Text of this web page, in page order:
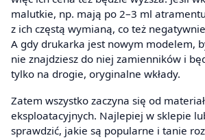
malutkie, np. mają po 2–3 ml
z ich częstą wymianą, co też
A gdy drukarka jest nowym modelem,
nie znajdziesz do niej zamienników i
tylko na drogie, oryginalne wkłady.
Zatem wszystko zaczyna się od
eksploatacyjnych. Najlepiej w sklepie
sprawdzić, jakie są popularne i tanie